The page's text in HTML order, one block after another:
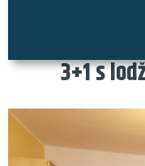
3+1 s